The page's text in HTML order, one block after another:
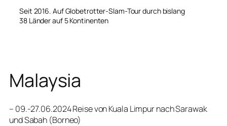
Seit 2016. Auf Globetrotter-Slam-Tour durch bislang
38 Länder auf 5 Kontinenten
Malaysia
– 09.-27.06.2024 Reise von Kuala Limpur nach Sarawak
und Sabah (Borneo)